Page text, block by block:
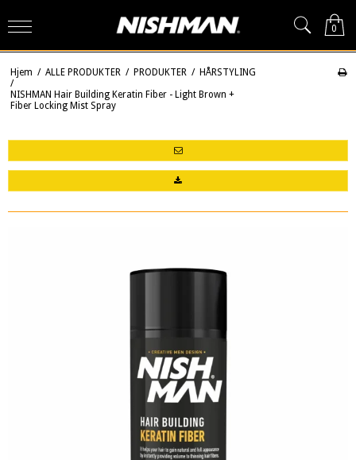
0
Hjem / ALLE PRODUKTER / PRODUKTER / HÅRSTYLING
/
NISHMAN Hair Building Keratin Fiber - Light Brown +
Fiber Locking Mist Spray